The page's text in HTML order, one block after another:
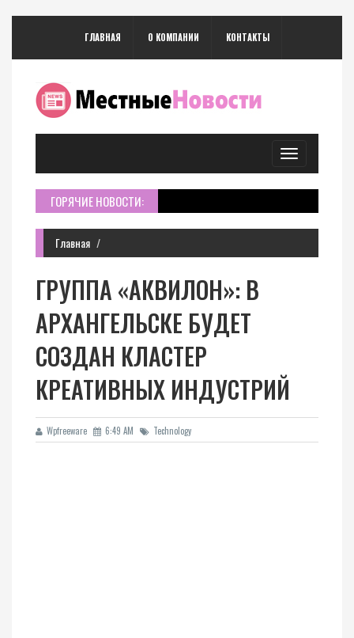
ГЛАВНАЯ О КОМПАНИИ КОНТАКТЫ
Toggle
navigation
ГОРЯЧИЕ НОВОСТИ:
Главная
ГРУППА «АКВИЛОН»: В
АРХАНГЕЛЬСКЕ БУДЕТ
СОЗДАН КЛАСТЕР
КРЕАТИВНЫХ ИНДУСТРИЙ
Wpfreeware 6:49 AM Technology